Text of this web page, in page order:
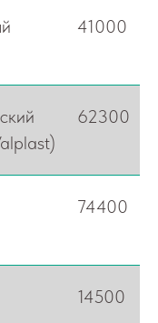
41000
62300
74400
14500